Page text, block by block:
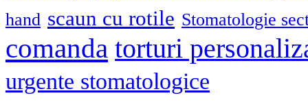
hand scaun cu rotile Stomatologie
comanda torturi
urgente stomatologice